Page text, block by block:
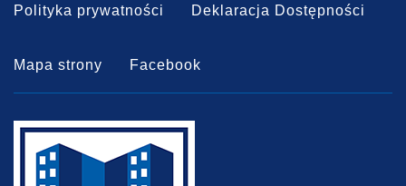
Polityka prywatności Deklaracja Dostępności
Mapa strony Facebook